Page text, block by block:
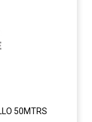
50MTRS